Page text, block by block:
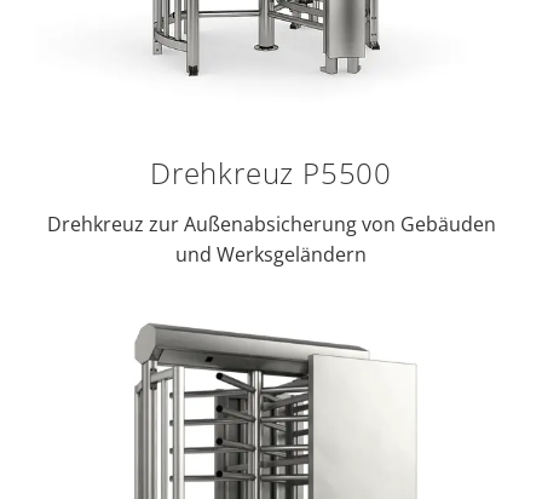
Drehkreuz P5500
Drehkreuz zur Außenabsicherung von Gebäuden
und Werksgeländern